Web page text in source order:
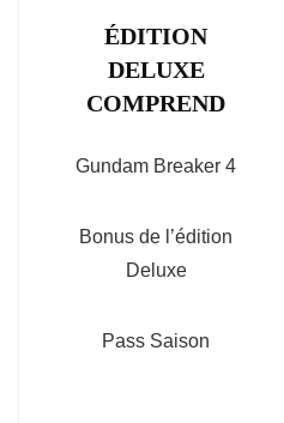
ÉDITION
DELUXE
COMPREND
Gundam Breaker 4
Bonus de l’édition
Deluxe
Pass Saison